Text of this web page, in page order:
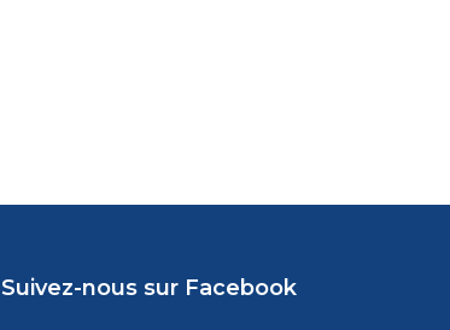
Suivez-nous sur Facebook